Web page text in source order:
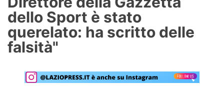
Infortuni
Primavera
Calciomercato
Lazio Women
dello Sport è stato
querelato: ha scritto delle
falsità"